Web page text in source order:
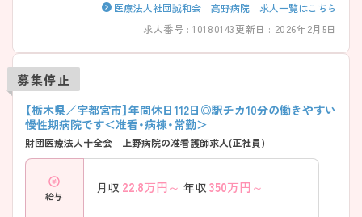
医療法人社団誠和会 高野病院 求人一覧はこちら
求人番号 : 10180143更新日 : 2026年2月5日
募集停止
【栃木県／宇都宮市】年間休日112日◎駅チカ10分の働きやすい
慢性期病院です＜准看・病棟・常勤＞
財団医療法人十全会 上野病院の准看護師求人(正社員)
給与
月収 22.8万円～ 年収 350万円～